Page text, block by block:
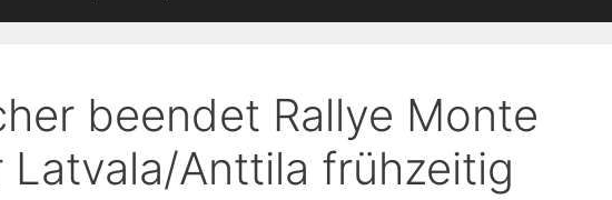
beendet Rallye Monte
Latvala/Anttila frühzeitig